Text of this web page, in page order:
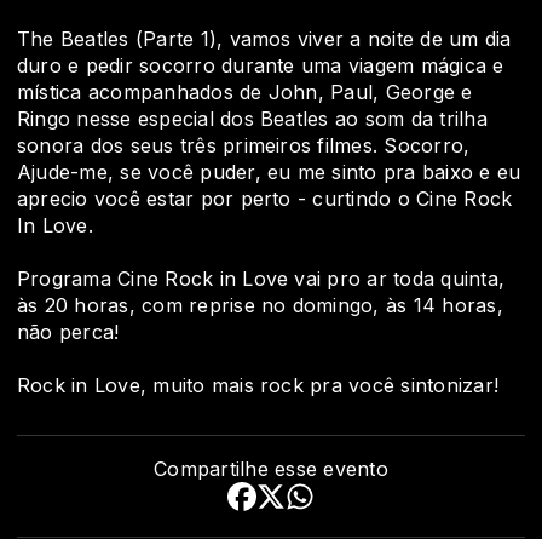
The Beatles (Parte 1), vamos viver a noite de um dia
duro e pedir socorro durante uma viagem mágica e
mística acompanhados de John, Paul, George e
Ringo nesse especial dos Beatles ao som da trilha
sonora dos seus três primeiros filmes. Socorro,
Ajude-me, se você puder, eu me sinto pra baixo e eu
aprecio você estar por perto - curtindo o Cine Rock
In Love.
Programa Cine Rock in Love vai pro ar toda quinta,
às 20 horas, com reprise no domingo, às 14 horas,
não perca!
Rock in Love, muito mais rock pra você sintonizar!
Compartilhe esse evento